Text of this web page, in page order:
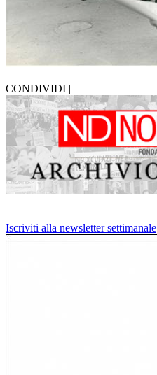
CONDIVIDI |
Iscriviti alla newsletter settimanale